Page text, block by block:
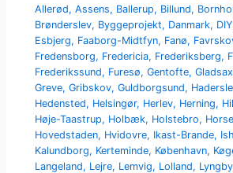
Allerød,Assens, Ballerup, Billund,
Brønderslev, Byggeprojekt, Danmark, DIY
Esbjerg, Faaborg-Midtfyn, Fanø,
Fredensborg, Fredericia, Frederiksberg,
Frederikssund, Furesø,Gentofte,
Greve,Gribskov,Guldborgsund,
Hedensted, Helsingør, Herlev, Herning,
Høje-Taastrup, Holbæk, Holstebro,
Hovedstaden, Hvidovre, Ikast-Brande,
Kalundborg, Kerteminde, København,
Langeland, Lejre, Lemvig, Lolland,